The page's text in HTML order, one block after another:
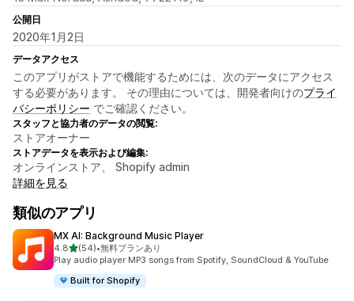
公開日
2020年1月2日
データアクセス
このアプリがストアで機能するためには、次のデータにアクセス
する必要があります。 その理由については、開発者向けのプライ
バシーポリシー でご確認ください。
スタッフと協力者のデータの閲覧:
ストアオーナー
ストアデータを表示および編集:
オンラインストア、 Shopify admin
詳細を見る
類似のアプリ
MX AI: Background Music Player
4.85つ星中
(54)
合計レビュー数：54件
•無料プランあり
Play audio player MP3 songs from Spotify, SoundCloud & YouTube
Built for Shopify